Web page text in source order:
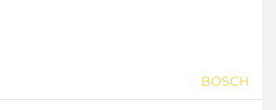
BOSCH